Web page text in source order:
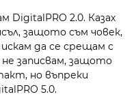
DigitalPRO 2.0. Казах
защото съм човек,
да се срещам с
записвам, защото
но въпреки
5.0.